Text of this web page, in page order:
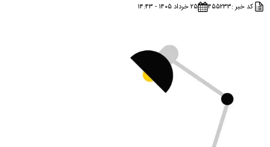
کد خبر :۴۵۵۲۳۳ ۲۵ خرداد ۱۴۰۵ - ۱۴:۴۳